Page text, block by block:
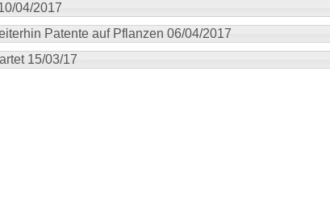
04/2017
Patente auf Pflanzen 06/04/2017
15/03/17